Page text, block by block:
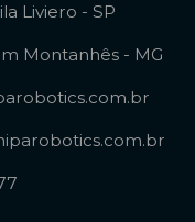
Liviero - SP
Montanhês - MG